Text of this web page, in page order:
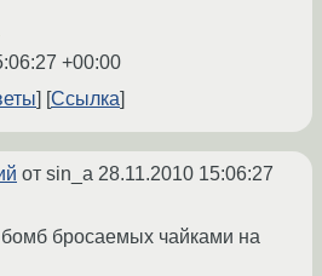
+00:00
Ссылка
от sin_a 28.11.2010 15:06:27
бросаемых чайками на